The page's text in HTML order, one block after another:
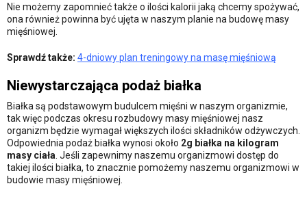
Nie możemy zapomnieć także o ilości kalorii jaką chcemy spożywać,
ona również powinna być ujęta w naszym planie na budowę masy
mięśniowej.
Sprawdź także: 4-dniowy plan treningowy na masę mięśniową
Niewystarczająca podaż białka
Białka są podstawowym budulcem mięśni w naszym organizmie,
tak więc podczas okresu rozbudowy masy mięśniowej nasz
organizm będzie wymagał większych ilości składników odżywczych.
Odpowiednia podaż białka wynosi około 2g białka na kilogram
masy ciała . Jeśli zapewnimy naszemu organizmowi dostęp do
takiej ilości białka, to znacznie pomożemy naszemu organizmowi w
budowie masy mięśniowej.